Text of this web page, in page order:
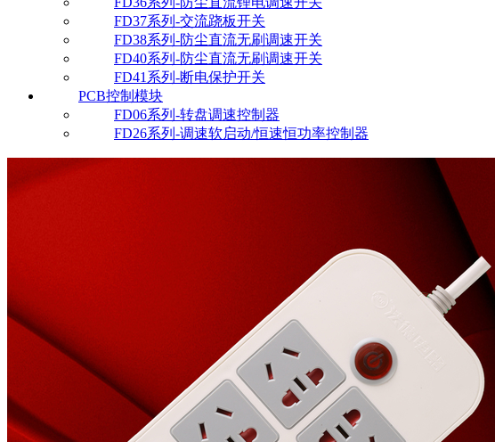
FD37系列-交流跷板开关
FD38系列-防尘直流无刷调速开关
FD40系列-防尘直流无刷调速开关
FD41系列-断电保护开关
PCB控制模块
FD06系列-转盘调速控制器
FD26系列-调速软启动/恒速恒功率控制器